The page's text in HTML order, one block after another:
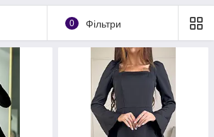
купити жіночі сукні оптом і вроздріб або
В інтернет-магазині Bole-Ro ви
від виробника - на кожен день, для
особливих випадків. Ми працюємо
0 Фільтри